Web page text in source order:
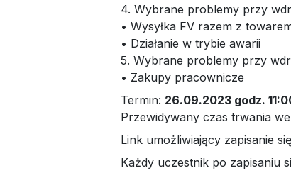
4. Wybrane problemy przy
• Wysyłka FV razem z
• Działanie w trybie awarii
5. Wybrane problemy przy
• Zakupy pracownicze
Termin: 26.09.2023 godz.
Przewidywany czas trwania
Link umożliwiający zapisanie
Każdy uczestnik po zapisaniu